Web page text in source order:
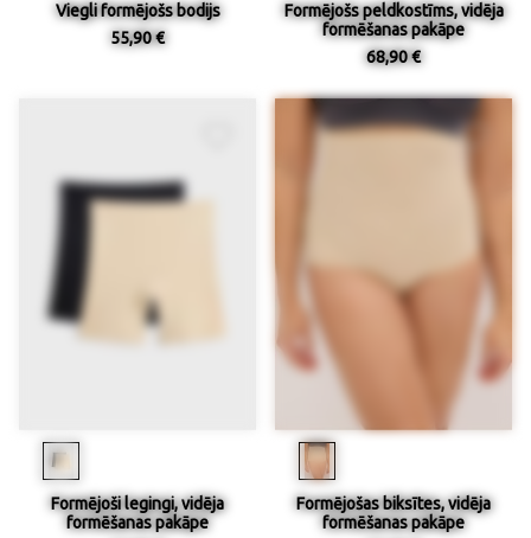
Viegli formējošs bodijs
55,90 €
Formējošs peldkostīms, vidēja
formēšanas pakāpe
68,90 €
Formējoši legingi, vidēja
formēšanas pakāpe
Formējošas biksītes, vidēja
formēšanas pakāpe